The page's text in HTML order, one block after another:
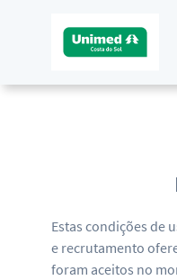
Estas condições de
e recrutamento
foram aceitos no